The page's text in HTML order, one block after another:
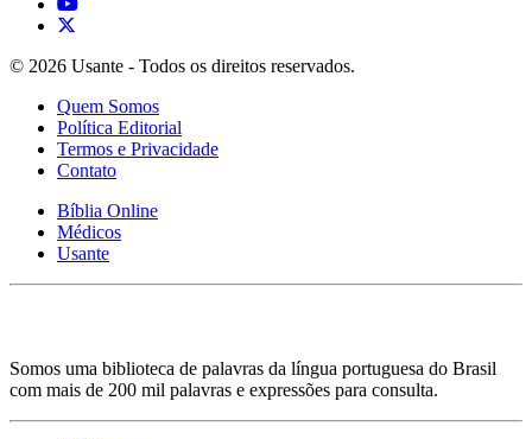
© 2026 Usante - Todos os direitos reservados.
Quem Somos
Política Editorial
Termos e Privacidade
Contato
Bíblia Online
Médicos
Usante
Somos uma biblioteca de palavras da língua portuguesa do Brasil
com mais de 200 mil palavras e expressões para consulta.